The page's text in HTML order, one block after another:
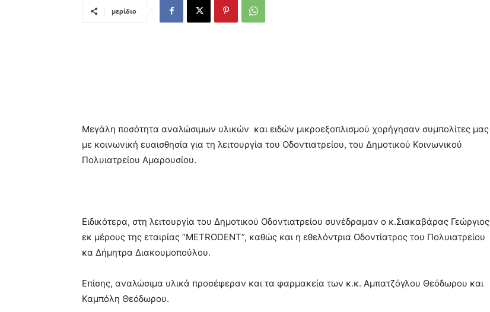
μερίδιο
Μεγάλη ποσότητα αναλώσιμων υλικών και ειδών μικροεξοπλισμού χορήγησαν συμπολίτες μας
με κοινωνική ευαισθησία για τη λειτουργία του Οδοντιατρείου, του Δημοτικού Κοινωνικού
Πολυιατρείου Αμαρουσίου.
Ειδικότερα, στη λειτουργία του Δημοτικού Οδοντιατρείου συνέδραμαν ο κ.Σιακαβάρας Γεώργιος
εκ μέρους της εταιρίας “METRODENT”, καθώς και η εθελόντρια Οδοντίατρος του Πολυιατρείου
κα Δήμητρα Διακουμοπούλου.
Επίσης, αναλώσιμα υλικά προσέφεραν και τα φαρμακεία των κ.κ. Αμπατζόγλου Θεόδωρου και
Καμπόλη Θεόδωρου.